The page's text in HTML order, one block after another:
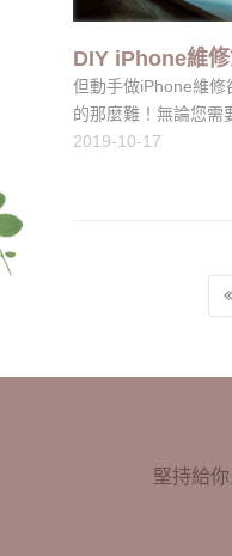
DIY iPhone維
但動手做iPhone維修
的那麼難！無論您需
iPhone放在游泳池中
2019-10-17
堅持給